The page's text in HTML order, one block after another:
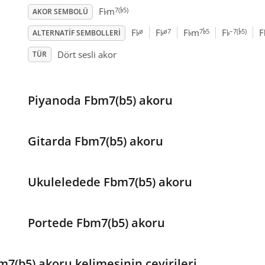
AKOR SEMBOLÜ F♭m7(♭5)
ALTERNATIF SEMBOLLERI F♭ø F♭ø7 F♭m7♭5 F♭–7(♭5) F
TÜR Dört sesli akor
Piyanoda Fbm7(b5) akoru
Gitarda Fbm7(b5) akoru
Ukuleledede Fbm7(b5) akoru
Portede Fbm7(b5) akoru